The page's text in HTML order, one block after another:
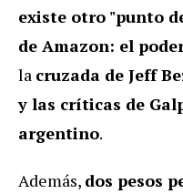
existe otro "punto
de Amazon: el
la cruzada de Jeff
y las críticas de
argentino.
Además, dos pesos